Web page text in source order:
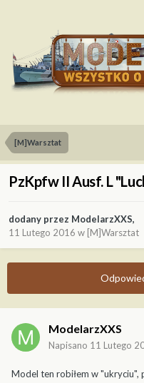
[M]Warsztat
PzKpfw II Ausf. L
dodany przez ModelarzXXS,
11 Lutego 2016 w [M]Warsztat
ModelarzXXS
Napisano 11 Lutego
Model ten robiłem w "ukryciu",